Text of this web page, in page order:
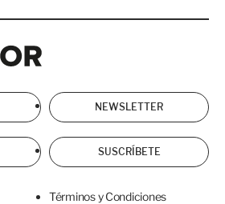
NEWSLETTER
SUSCRÍBETE
Términos y Condiciones